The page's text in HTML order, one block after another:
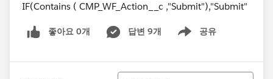
IF(Contains ( CMP_WF_Action__c ,"Submit"),"Submit"
좋아요 0개 답변 9개 공유
Show menu